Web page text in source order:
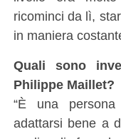
ricominci da lì,
in maniera
Quali sono
Philippe Maillet?
“È una
adattarsi bene a